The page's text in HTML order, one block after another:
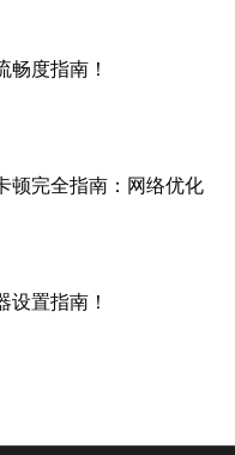
畅度指南！
顿完全指南：网络优化
设置指南！